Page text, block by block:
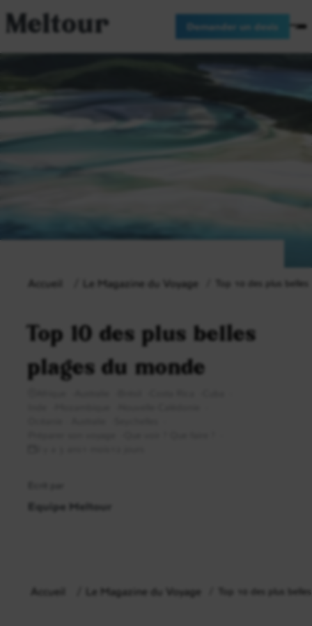
Meltour Demander un devis
Accueil Le Magazine du Voyage Top 10 des plus
Top 10 des plus belles
plages du monde
Equipe Meltour
Accueil Le Magazine du Voyage Top 10 des plus